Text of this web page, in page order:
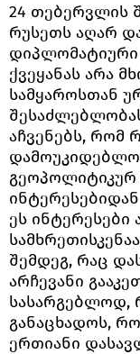
24 თებერვლის
რუსეთს აღარ
დიპლომატიური
ქვეყანას არა
სამყაროსთან
აჩვენებს, რომ
გეოპოლიტიკურ
ეს
შემდეგ, რაც
არჩევანი
სასარგებლოდ,
განაცხადოს,
ერთიანი